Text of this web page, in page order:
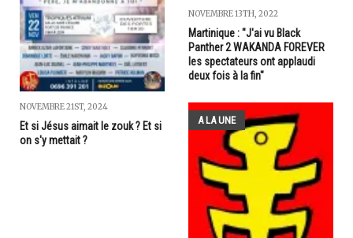
NOVEMBRE 21ST, 2024
Et si Jésus aimait le zouk ? Et si
on s'y mettait ?
NOVEMBRE 13TH, 2022
Martinique : "J'ai vu Black
Panther 2 WAKANDA FOREVER
les spectateurs ont applaudi
deux fois à la fin"
A LA UNE